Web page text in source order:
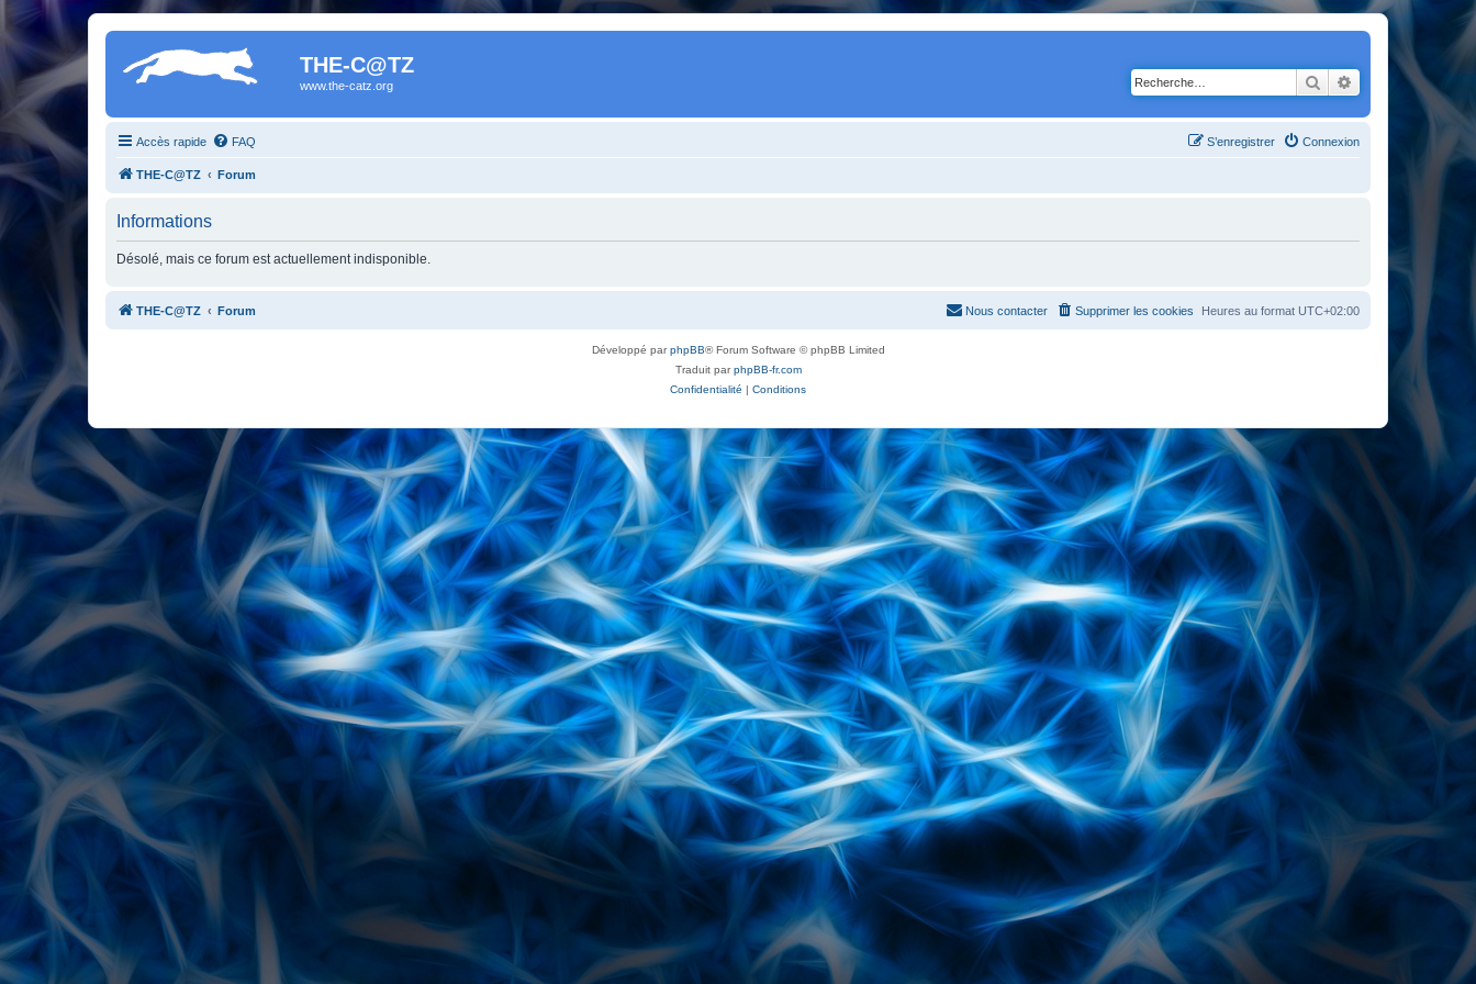
THE-C@TZ
www.the-catz.org RechercherRecherche
Accès rapide FAQ Connexion
S’enregistrer
THE-C@TZ Forum
Informations
Désolé, mais ce forum est actuellement indisponible.
THE-C@TZ Forum Heures au format UTC+02:00
Supprimer les cookies
Nous contacter
Développé parphpBB® Forum Software © phpBB Limited
Traduit parphpBB-fr.com
Confidentialité | Conditions